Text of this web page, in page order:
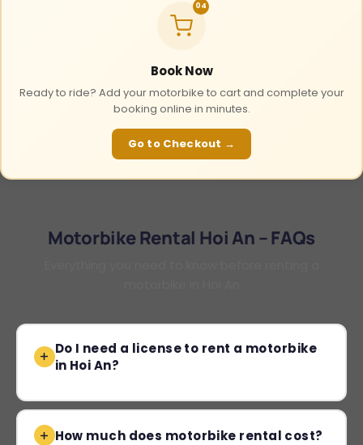
04
Book Now
Ready to ride? Add your motorbike to cart and complete your
booking online in minutes.
Go to Checkout →
Motorbike Rental Hoi An – FAQs
Do I need a license to rent a motorbike
in Hoi An?
How much does motorbike rental cost?